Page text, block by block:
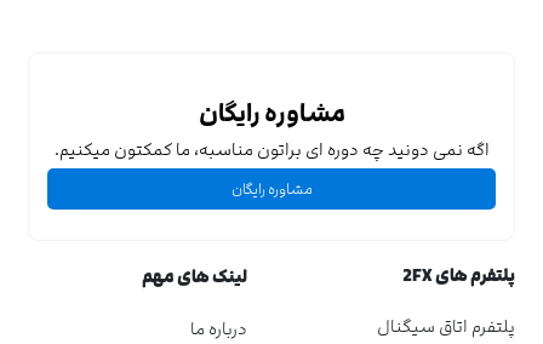
مشاوره رایگان
اگه نمی دونید چه دوره ای براتون مناسبه، ما کمکتون میکنیم.
مشاوره رایگان
پلتفرم های 2FX
پلتفرم اتاق سیگنال
لینک های مهم
درباره ما